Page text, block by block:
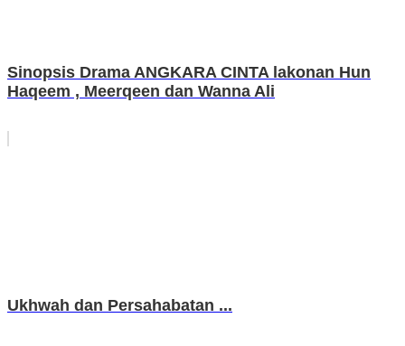
Sinopsis Drama ANGKARA CINTA lakonan Hun
Haqeem , Meerqeen dan Wanna Ali
Ukhwah dan Persahabatan ...